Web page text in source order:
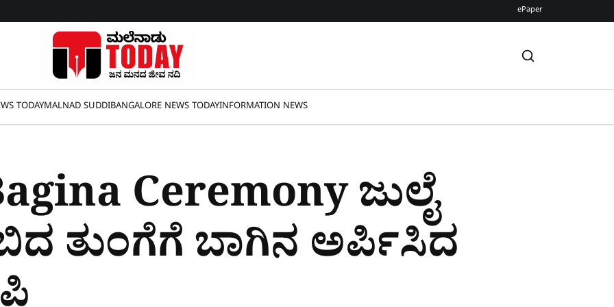
ePaper
TODAYMALNAD SUDDIBANGALORE NEWS TODAYINFORMATION NEWS
Ceremony ಜುಲೈ
ತುಂಗೆಗೆ ಬಾಗಿನ ಅರ್ಪಿಸಿದ